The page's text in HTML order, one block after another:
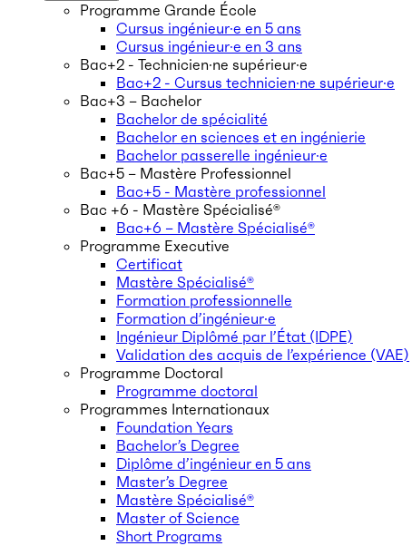
Programme Grande École
Cursus ingénieur·e en 5 ans
Cursus ingénieur·e en 3 ans
Bac+2 - Technicien·ne supérieur·e
Bac+2 - Cursus technicien·ne supérieur·e
Bac+3 – Bachelor
Bachelor de spécialité
Bachelor en sciences et en ingénierie
Bachelor passerelle ingénieur·e
Bac+5 – Mastère Professionnel
Bac+5 - Mastère professionnel
Bac +6 - Mastère Spécialisé®
Bac+6 – Mastère Spécialisé®
Programme Executive
Certificat
Mastère Spécialisé®
Formation professionnelle
Formation d’ingénieur·e
Ingénieur Diplômé par l’État (IDPE)
Validation des acquis de l’expérience (VAE)
Programme Doctoral
Programme doctoral
Programmes Internationaux
Foundation Years
Bachelor’s Degree
Diplôme d’ingénieur en 5 ans
Master’s Degree
Mastère Spécialisé®
Master of Science
Short Programs